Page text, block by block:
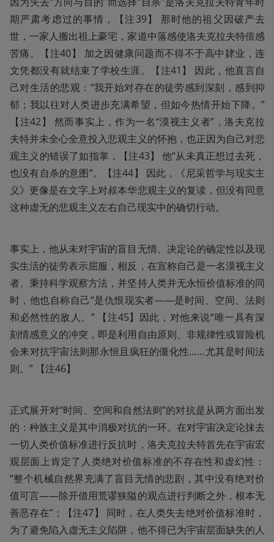
期严肃考虑过的事情，【注39】 那时他的祖父因破产去
世，一家人搬出祖上豪宅，家道中落感使洛夫克拉夫特倍感
苦痛。【注40】 加之因健康问题而不得不于高中肄业，连
文凭都没有就结束了学校生涯。【注41】 因此，他直言自
己对生活的悲观：“我开始对存在的徒劳感到深刻，感到抑
郁；我以往对人类进步充满希望，但如今热情开始下降。”
【注42】 然而事实上，作为一名“漠视主义者”，洛夫克拉
夫特并未全心全意投入悲观主义的怀抱，也正因为自己对悲
观主义的错误了如指掌，【注43】 他“从未真正想过去死，
也没有自杀的意图”。【注44】 因此，《尼采哲学与现实主
义》更像是在文字上对叔本华悲观主义的复读，但没有同意
这种虚无的悲观主义左右自己现实中的确切行动。
事实上，他从未对宇宙的盲目无情、决定论的确定性以及现
实生活的徒劳表示屈服，相反，在宣称自己是一名漠视主义
者、秉持科学观察方法，并坚持人类并无永恒价值标准的同
时，他也自称自己“是仇恨现实者——是时间、空间、法则
和必然性的敌人。” 【注45】因此，对他来说“唯一具有深
刻情感意义的冲突，即是利用自由原则、非规律性或冒险机
会来对抗宇宙法则那永恒且疯狂的僵化性……尤其是时间法
则。” 【注46】
正式展开对“时间、空间和自然法则”的对抗是从两方面出发
的：种族主义是其中消极对抗的一环。在对宇宙决定论抹去
一切人类价值标准进行反抗时，洛夫克拉夫特首先在宇宙宏
观层面上肯定了人类绝对价值标准的不存在性和虚幻性：
“整个机械自然界充满了盲目无情的悲剧，其中没有绝对价
值可言——除开借用荒谬狭隘的观点进行判断之外，根本无
善恶存在”；【注47】 同时，在人类失去绝对价值标准时，
为了避免陷入虚无主义陷阱，他不得已为宇宙层面缺失的人